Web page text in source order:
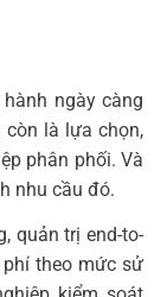
ổn định ngay
hệ thống vận
ưu chi phí quản
định nhanh,
nhìn thấy bức
ràng hơn từng